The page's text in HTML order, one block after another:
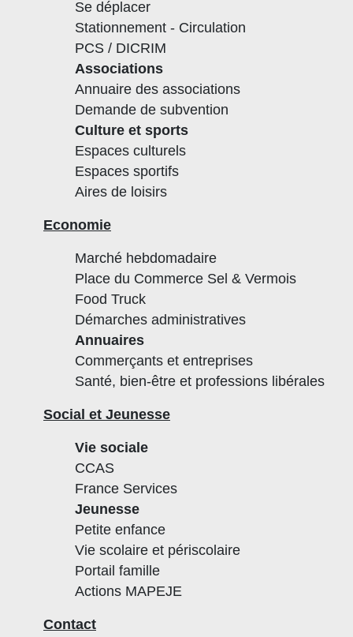
Se déplacer
Stationnement - Circulation
PCS / DICRIM
Associations
Annuaire des associations
Demande de subvention
Culture et sports
Espaces culturels
Espaces sportifs
Aires de loisirs
Economie
Marché hebdomadaire
Place du Commerce Sel & Vermois
Food Truck
Démarches administratives
Annuaires
Commerçants et entreprises
Santé, bien-être et professions libérales
Social et Jeunesse
Vie sociale
CCAS
France Services
Jeunesse
Petite enfance
Vie scolaire et périscolaire
Portail famille
Actions MAPEJE
Contact